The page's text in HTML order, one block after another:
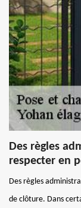
Des règles
respecter en
Des règles
de clôture. Dans